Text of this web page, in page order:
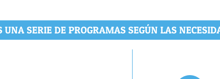
UNA SERIE DE PROGRAMAS SEGÚN LAS